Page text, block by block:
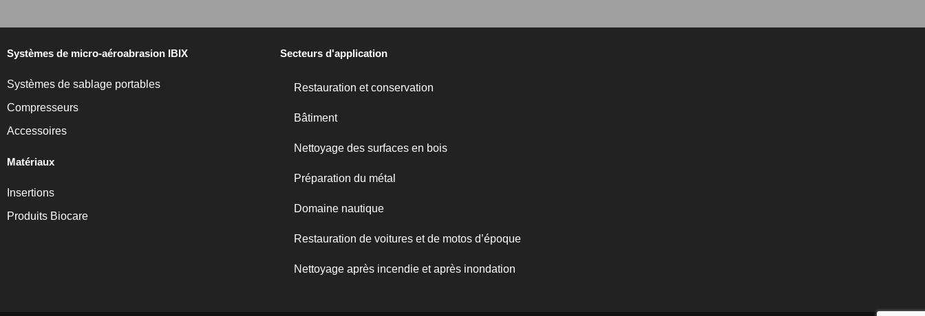
Systèmes de micro-aéroabrasion IBIX
Systèmes de sablage portables
Compresseurs
Accessoires
Matériaux
Insertions
Produits Biocare
Secteurs d'application
Restauration et conservation
Bâtiment
Nettoyage des surfaces en bois
Préparation du métal
Domaine nautique
Restauration de voitures et de motos d’époque
Nettoyage après incendie et après inondation